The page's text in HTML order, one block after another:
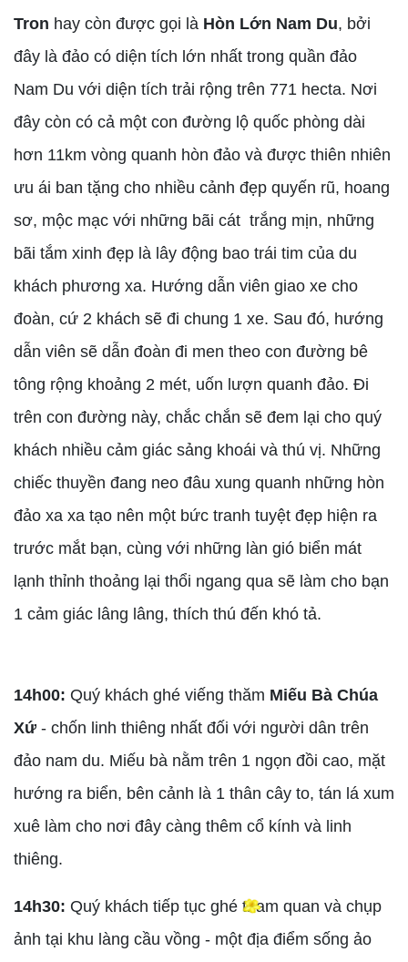
Tron hay còn được gọi là Hòn Lớn Nam Du, bởi
đây là đảo có diện tích lớn nhất trong quần đảo
Nam Du với diện tích trải rộng trên 771 hecta. Nơi
đây còn có cả một con đường lộ quốc phòng dài
hơn 11km vòng quanh hòn đảo và được thiên nhiên
ưu ái ban tặng cho nhiều cảnh đẹp quyến rũ, hoang
sơ, mộc mạc với những bãi cát trắng mịn, những
bãi tắm xinh đẹp là lây động bao trái tim của du
khách phương xa. Hướng dẫn viên giao xe cho
đoàn, cứ 2 khách sẽ đi chung 1 xe. Sau đó, hướng
dẫn viên sẽ dẫn đoàn đi men theo con đường bê
tông rộng khoảng 2 mét, uốn lượn quanh đảo. Đi
trên con đường này, chắc chắn sẽ đem lại cho quý
khách nhiều cảm giác sảng khoái và thú vị. Những
chiếc thuyền đang neo đâu xung quanh những hòn
đảo xa xa tạo nên một bức tranh tuyệt đẹp hiện ra
trước mắt bạn, cùng với những làn gió biển mát
lạnh thỉnh thoảng lại thổi ngang qua sẽ làm cho bạn
1 cảm giác lâng lâng, thích thú đến khó tả.
14h00: Quý khách ghé viếng thăm Miếu Bà Chúa
Xứ - chốn linh thiêng nhất đối với người dân trên
đảo nam du. Miếu bà nằm trên 1 ngọn đồi cao, mặt
hướng ra biển, bên cảnh là 1 thân cây to, tán lá xum
xuê làm cho nơi đây càng thêm cổ kính và linh
thiêng.
14h30: Quý khách tiếp tục ghé tham quan và chụp
ảnh tại khu làng cầu vồng - một địa điểm sống ảo